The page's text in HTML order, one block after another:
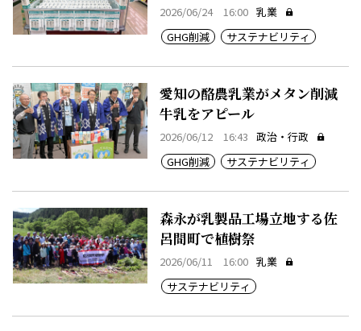
2026/06/24 16:00 乳業
GHG削減
サステナビリティ
愛知の酪農乳業がメタン削減
牛乳をアピール
2026/06/12 16:43 政治・行政
GHG削減
サステナビリティ
森永が乳製品工場立地する佐
呂間町で植樹祭
2026/06/11 16:00 乳業
サステナビリティ